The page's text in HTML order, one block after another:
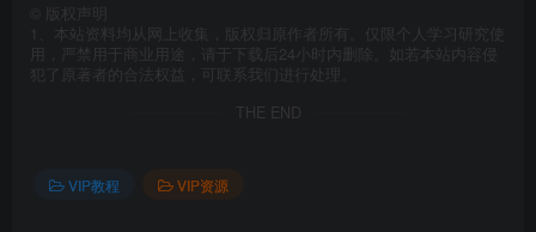
版权声明
1、本站资料均从网上收集，版权归原作者所有。仅限个人学习研究使
用，严禁用于商业用途，请于下载后24小时内删除。如若本站内容侵
犯了原著者的合法权益，可联系我们进行处理。
THE END
VIP教程 VIP资源